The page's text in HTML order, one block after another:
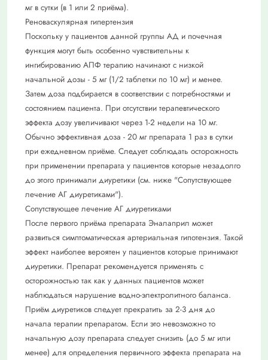
мг в сутки (в 1 или 2 приёма).
Реноваскулярная гипертензия
Поскольку у пациентов данной группы АД и почечная
функция могут быть особенно чувствительны к
ингибированию АПФ терапию начинают с низкой
начальной дозы - 5 мг (1/2 таблетки по 10 мг) и менее.
Затем доза подбирается в соответствии с потребностями и
состоянием пациента. При отсутствии терапевтического
эффекта дозу увеличивают через 1-2 недели на 10 мг.
Обычно эффективная доза - 20 мг препарата 1 раз в сутки
при ежедневном приёме. Следует соблюдать осторожность
при применении препарата у пациентов которые незадолго
до этого принимали диуретики (см. ниже "Сопутствующее
лечение АГ диуретиками").
Сопутствующее лечение АГ диуретиками
После первого приёма препарата Эналаприл может
развиться симптоматическая артериальная гипотензия. Такой
эффект наиболее вероятен у пациентов которые принимают
диуретики. Препарат рекомендуется применять с
осторожностью так как у данных пациентов может
наблюдаться нарушение водно-электролитного баланса.
Приём диуретиков следует прекратить за 2-3 дня до
начала терапии препаратом. Если это невозможно то
начальную дозу препарата следует снизить (до 5 мг или
менее) для определения первичного эффекта препарата на